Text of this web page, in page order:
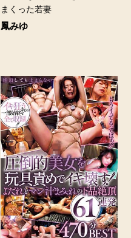
まくった若妻
鳳みゆ